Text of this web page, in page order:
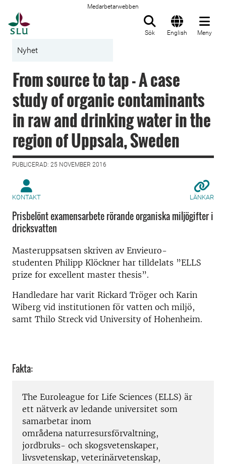
Medarbetarwebben
Sök English Meny
Nyhet
From source to tap - A case
study of organic contaminants
in raw and drinking water in the
region of Uppsala, Sweden
PUBLICERAD: 25 NOVEMBER 2016
KONTAKT LÄNKAR
Prisbelönt examensarbete rörande organiska miljögifter i
dricksvatten
Masteruppsatsen skriven av Envieuro-
studenten Philipp Klöckner har tilldelats ”ELLS
prize for excellent master thesis”.
Handledare har varit Rickard Tröger och Karin
Wiberg vid institutionen för vatten och miljö,
samt Thilo Streck vid University of Hohenheim.
Fakta:
The Euroleague for Life Sciences (ELLS) är
ett nätverk av ledande universitet som
samarbetar inom
områdena naturresursförvaltning,
jordbruks- och skogsvetenskaper,
livsvetenskap, veterinärvetenskap,